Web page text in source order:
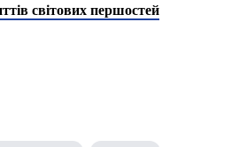
світових першостей